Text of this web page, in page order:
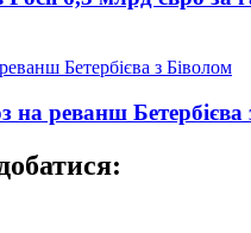
на реванш Бетербієва